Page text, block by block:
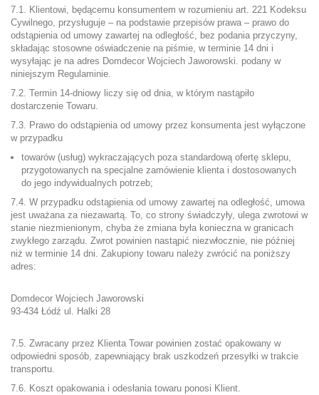
7.1. Klientowi, będącemu konsumentem w rozumieniu art. 221 Kodeksu
Cywilnego, przysługuje – na podstawie przepisów prawa – prawo do
odstąpienia od umowy zawartej na odległość, bez podania przyczyny,
składając stosowne oświadczenie na piśmie, w terminie 14 dni i
wysyłając je na adres Domdecor Wojciech Jaworowski. podany w
niniejszym Regulaminie.
7.2. Termin 14-dniowy liczy się od dnia, w którym nastąpiło
dostarczenie Towaru.
7.3. Prawo do odstąpienia od umowy przez konsumenta jest wyłączone
w przypadku
towarów (usług) wykraczających poza standardową ofertę sklepu,
przygotowanych na specjalne zamówienie klienta i dostosowanych
do jego indywidualnych potrzeb;
7.4. W przypadku odstąpienia od umowy zawartej na odległość, umowa
jest uważana za niezawartą. To, co strony świadczyły, ulega zwrotowi w
stanie niezmienionym, chyba że zmiana była konieczna w granicach
zwykłego zarządu. Zwrot powinien nastąpić niezwłocznie, nie później
niż w terminie 14 dni. Zakupiony towaru należy zwrócić na poniższy
adres:
Domdecor Wojciech Jaworowski
93-434 Łódź ul. Halki 28
7.5. Zwracany przez Klienta Towar powinien zostać opakowany w
odpowiedni sposób, zapewniający brak uszkodzeń przesyłki w trakcie
transportu.
7.6. Koszt opakowania i odesłania towaru ponosi Klient.